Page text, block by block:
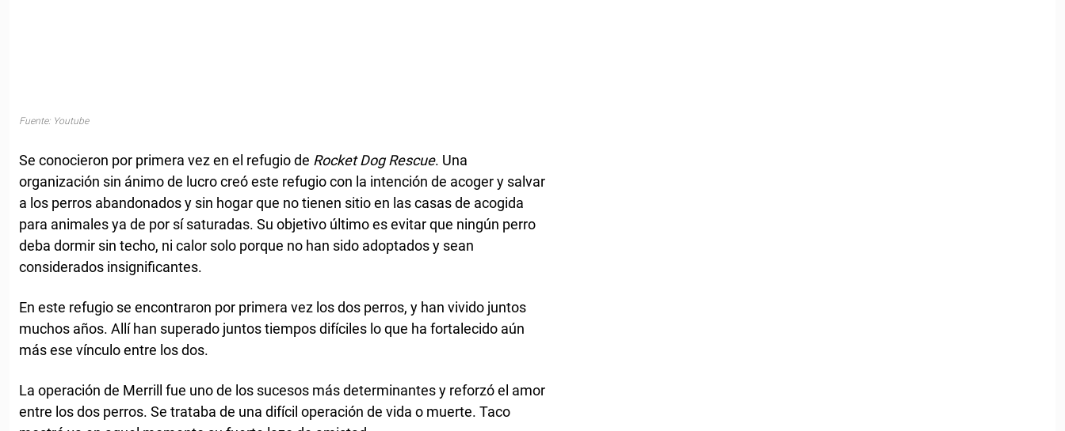
Fuente: Youtube
Se conocieron por primera vez en el refugio de Rocket Dog Rescue. Una
organización sin ánimo de lucro creó este refugio con la intención de acoger y salvar
a los perros abandonados y sin hogar que no tienen sitio en las casas de acogida
para animales ya de por sí saturadas. Su objetivo último es evitar que ningún perro
deba dormir sin techo, ni calor solo porque no han sido adoptados y sean
considerados insignificantes.
En este refugio se encontraron por primera vez los dos perros, y han vivido juntos
muchos años. Allí han superado juntos tiempos difíciles lo que ha fortalecido aún
más ese vínculo entre los dos.
La operación de Merrill fue uno de los sucesos más determinantes y reforzó el amor
entre los dos perros. Se trataba de una difícil operación de vida o muerte. Taco